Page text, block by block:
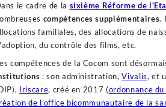
le cadre de la sixième Réforme de
compétences supplémentaires.
familiales, des allocations de
du contrôle des films, etc.
compétences de la Cocom sont
: son administration,Vivalis, et
Iriscare, créé en 2017 (ordonnance
de l’office bicommunautaire de la